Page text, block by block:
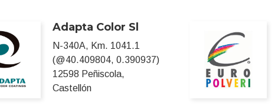
Adapta Color Sl
N-340A, Km. 1041.1
(@40.409804, 0.390937)
12598 Peñiscola,
Castellón